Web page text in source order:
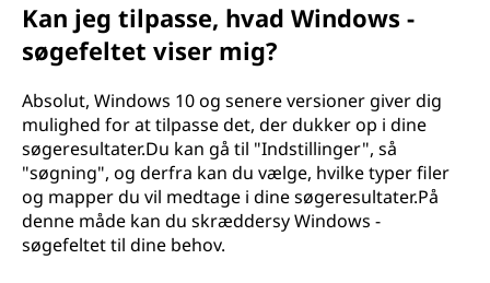
Kan jeg tilpasse, hvad Windows -
søgefeltet viser mig?
Absolut, Windows 10 og senere versioner giver dig
mulighed for at tilpasse det, der dukker op i dine
søgeresultater.Du kan gå til "Indstillinger", så
"søgning", og derfra kan du vælge, hvilke typer filer
og mapper du vil medtage i dine søgeresultater.På
denne måde kan du skræddersy Windows -
søgefeltet til dine behov.